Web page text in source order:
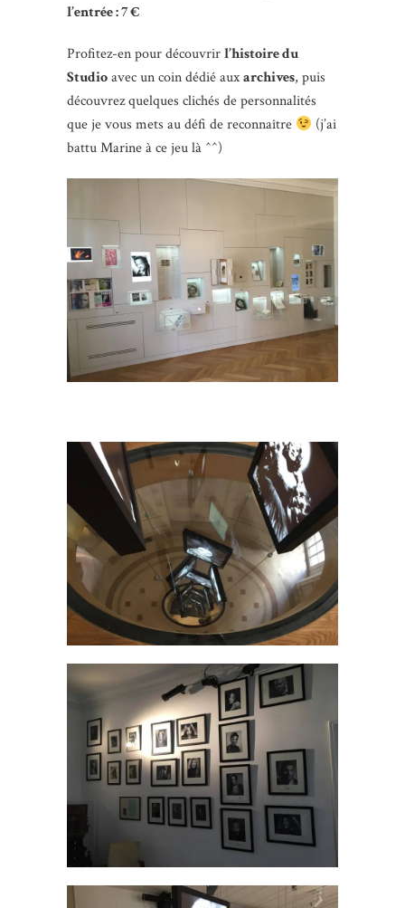
l’entrée : 7 €
Profitez-en pour découvrirl’histoire du
Studioavec un coin dédié auxarchives, puis
découvrez quelques clichés de personnalités
que je vous mets au défi de reconnaître
(j’ai
battu Marine à ce jeu là ^^)